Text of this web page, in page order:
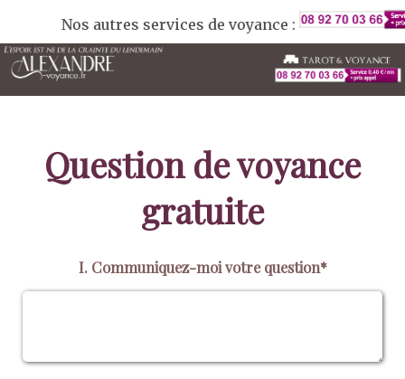
Nos autres services de voyance :
Question de voyance
gratuite
I. Communiquez-moi votre question*